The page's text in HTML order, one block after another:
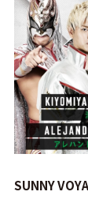
レ
ス
リ
ン
グ・
SUNNY